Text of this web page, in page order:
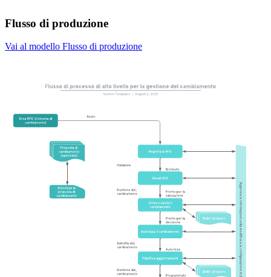
Flusso di produzione
Vai al modello Flusso di produzione